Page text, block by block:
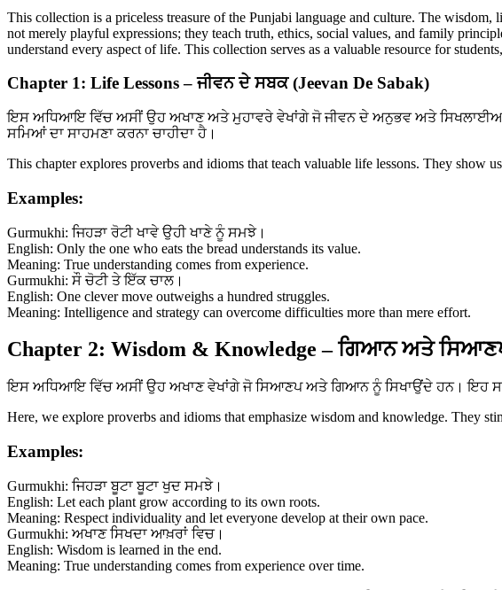
This collection is a priceless treasure of the Punjabi language and culture. The
not merely playful expressions; they teach truth, ethics, social values, and family
understand every aspect of life. This collection serves as a valuable resource for
Chapter 1: Life Lessons – ਜੀਵਨ ਦੇ ਸਬਕ (Jeevan De Sabak)
ਇਸ ਅਧਿਆਇ ਵਿੱਚ ਅਸੀਂ ਉਹ ਅਖਾਣ ਅਤੇ ਮੁਹਾਵਰੇ ਵੇਖਾਂਗੇ ਜੋ ਜੀਵਨ ਦੇ ਅਨੁਭਵ ਅਤੇ ਸਿਖਲਾਈਆਂ
ਸਮਿਆਂ ਦਾ ਸਾਹਮਣਾ ਕਰਨਾ ਚਾਹੀਦਾ ਹੈ।
This chapter explores proverbs and idioms that teach valuable life lessons. They show
Examples:
Gurmukhi: ਜਿਹੜਾ ਰੋਟੀ ਖਾਵੇ ਉਹੀ ਖਾਣੇ ਨੂੰ ਸਮਝੇ।
English: Only the one who eats the bread understands its value.
Meaning: True understanding comes from experience.
Gurmukhi: ਸੌ ਚੋਟੀ ਤੇ ਇੱਕ ਚਾਲ।
English: One clever move outweighs a hundred struggles.
Meaning: Intelligence and strategy can overcome difficulties more than mere effort.
Chapter 2: Wisdom & Knowledge – ਗਿਆਨ ਅਤੇ
ਇਸ ਅਧਿਆਇ ਵਿੱਚ ਅਸੀਂ ਉਹ ਅਖਾਣ ਵੇਖਾਂਗੇ ਜੋ ਸਿਆਣਪ ਅਤੇ ਗਿਆਨ ਨੂੰ ਸਿਖਾਉਂਦੇ ਹਨ। ਇਹ
Here, we explore proverbs and idioms that emphasize wisdom and knowledge. They
Examples:
Gurmukhi: ਜਿਹੜਾ ਬੂਟਾ ਬੂਟਾ ਖੁਦ ਸਮਝੇ।
English: Let each plant grow according to its own roots.
Meaning: Respect individuality and let everyone develop at their own pace.
Gurmukhi: ਅਖਾਣ ਸਿਖਦਾ ਆਖ਼ਰਾਂ ਵਿਚ।
English: Wisdom is learned in the end.
Meaning: True understanding comes from experience over time.